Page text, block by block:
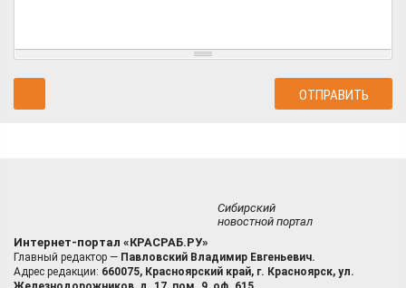
Сибирский
новостной портал
Интернет-портал «КРАСРАБ.РУ»
Главный редактор — Павловский Владимир Евгеньевич.
Адрес редакции: 660075, Красноярский край, г. Красноярск, ул.